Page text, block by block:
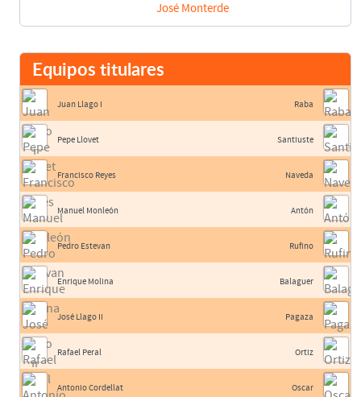
José Monterde
Equipos titulares
Juan Llago I
Pepe Llovet
Francisco Reyes
Manuel Monleón
Pedro Estevan
Enrique Molina
José Llago II
Rafael Peral
Antonio Cordellat
Raba
Santiuste
Naveda
Antón
Rufino
Balaguer
Pagaza
Ortiz
Oscar